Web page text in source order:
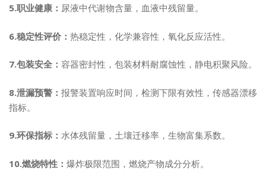
5.职业健康： 尿液中代谢物含量，血液中残留量。
6.稳定性评价： 热稳定性，化学兼容性，氧化反应活性。
7.包装安全： 容器密封性，包装材料耐腐蚀性，静电积聚风险。
8.泄漏预警： 报警装置响应时间，检测下限有效性，传感器漂移
指标。
9.环保指标： 水体残留量，土壤迁移率，生物富集系数。
10.燃烧特性： 爆炸极限范围，燃烧产物成分分析。